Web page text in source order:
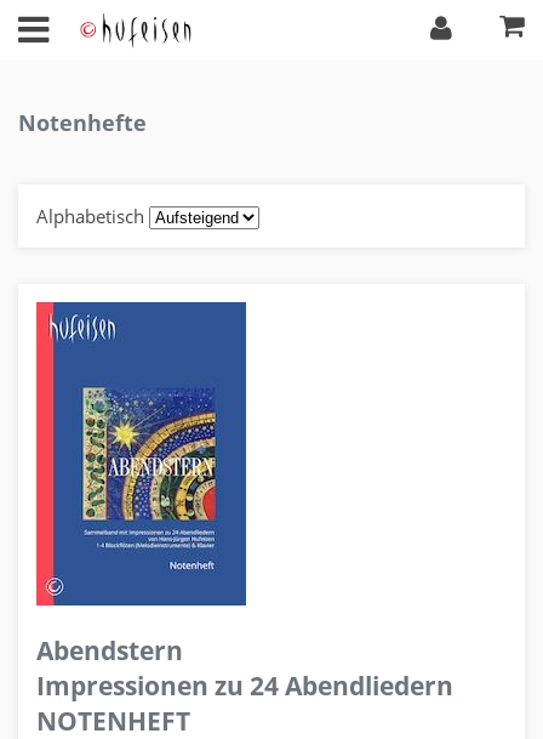
Notenhefte
Alphabetisch
Abendstern
Impressionen zu 24 Abendliedern
NOTENHEFT